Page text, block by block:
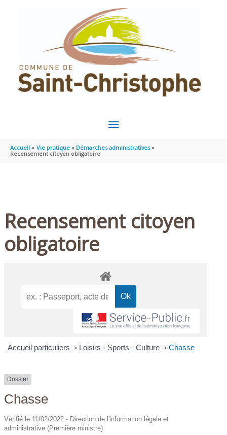
MENU
PRINCIPAL
Accueil Vie pratique
Démarches administratives
Recensement citoyen obligatoire
Recensement citoyen
obligatoire
Accueil particuliers > Loisirs - Sports - Culture > Chasse
Dossier
Chasse
Vérifié le 11/02/2022 - Direction de l'information légale et
administrative (Première ministre)